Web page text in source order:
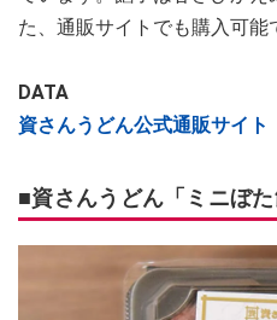
た、通販サイトでも購入可能
DATA
資さんうどん公式通販サイト
■資さんうどん「ミニぼ